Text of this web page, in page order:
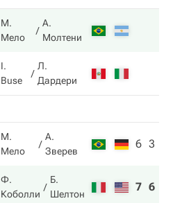
М.
Мело
А.
Молтени
I.
Buse
Л.
Дардери
М.
Мело
А.
Зверев
6 3
Ф.
Коболли
Б.
Шелтон
7 6